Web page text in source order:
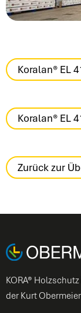
Koralan® EL
Koralan® EL
Zurück zur
KORA®
der Kurt